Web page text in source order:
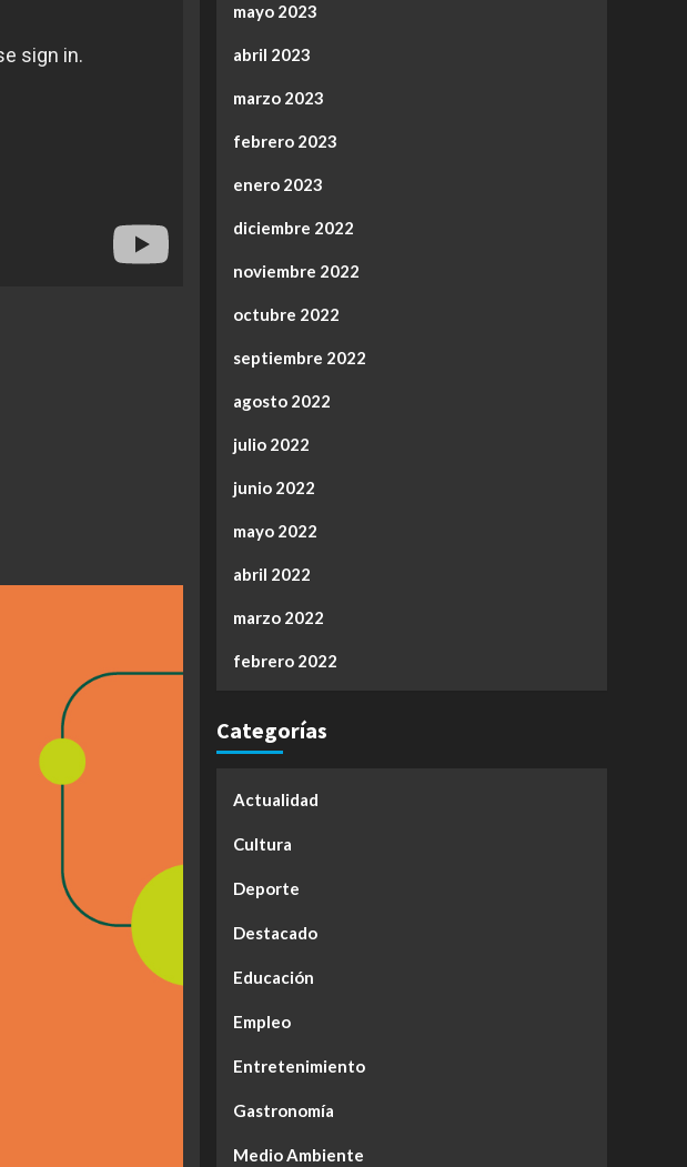
mayo 2023
abril 2023
marzo 2023
febrero 2023
enero 2023
diciembre 2022
noviembre 2022
octubre 2022
septiembre 2022
agosto 2022
julio 2022
junio 2022
mayo 2022
abril 2022
marzo 2022
febrero 2022
Categorías
Actualidad
Cultura
Deporte
Destacado
Educación
Empleo
Entretenimiento
Gastronomía
Medio Ambiente